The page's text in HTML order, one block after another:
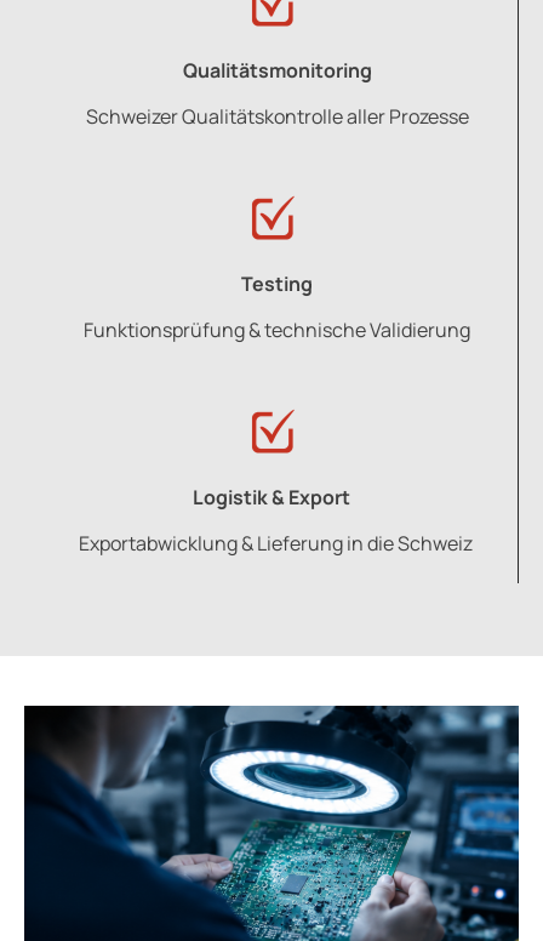
Qualitätsmonitoring
Schweizer Qualitätskontrolle aller Prozesse
Testing
Funktionsprüfung & technische Validierung
Logistik & Export
Exportabwicklung & Lieferung in die Schweiz